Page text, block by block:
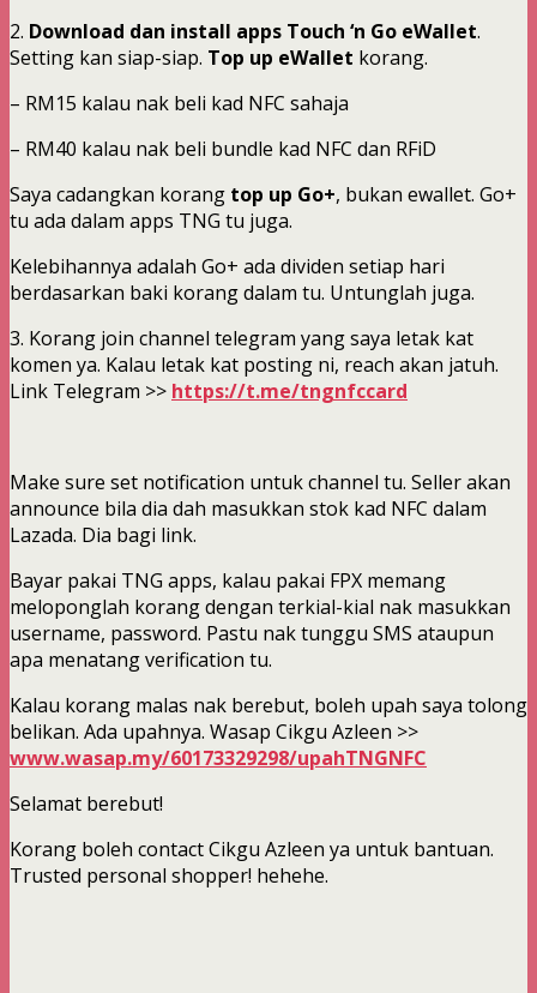
2. Download dan install apps Touch ‘n Go eWallet.
Setting kan siap-siap. Top up eWallet korang.
– RM15 kalau nak beli kad NFC sahaja
– RM40 kalau nak beli bundle kad NFC dan RFiD
Saya cadangkan korang top up Go+, bukan ewallet. Go+
tu ada dalam apps TNG tu juga.
Kelebihannya adalah Go+ ada dividen setiap hari
berdasarkan baki korang dalam tu. Untunglah juga.
3. Korang join channel telegram yang saya letak kat
komen ya. Kalau letak kat posting ni, reach akan jatuh.
Link Telegram >> https://t.me/tngnfccard
Make sure set notification untuk channel tu. Seller akan
announce bila dia dah masukkan stok kad NFC dalam
Lazada. Dia bagi link.
Bayar pakai TNG apps, kalau pakai FPX memang
meloponglah korang dengan terkial-kial nak masukkan
username, password. Pastu nak tunggu SMS ataupun
apa menatang verification tu.
Kalau korang malas nak berebut, boleh upah saya tolong
belikan. Ada upahnya. Wasap Cikgu Azleen >>
www.wasap.my/60173329298/upahTNGNFC
Selamat berebut!
Korang boleh contact Cikgu Azleen ya untuk bantuan.
Trusted personal shopper! hehehe.